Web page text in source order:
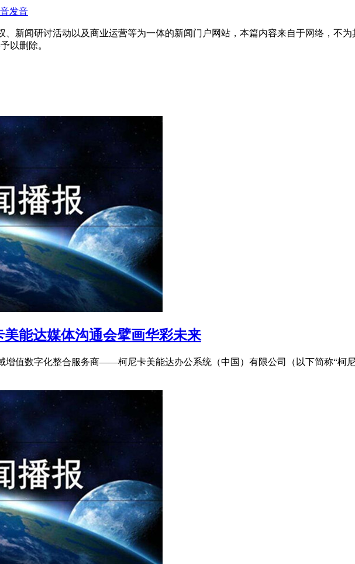
发音
、新闻研讨活动以及商业运营等为一体的新闻门户网站，本篇内容来自于网络，不
以删除。
美能达媒体沟通会擘画华彩未来
增值数字化整合服务商——柯尼卡美能达办公系统（中国）有限公司（以下简称“柯